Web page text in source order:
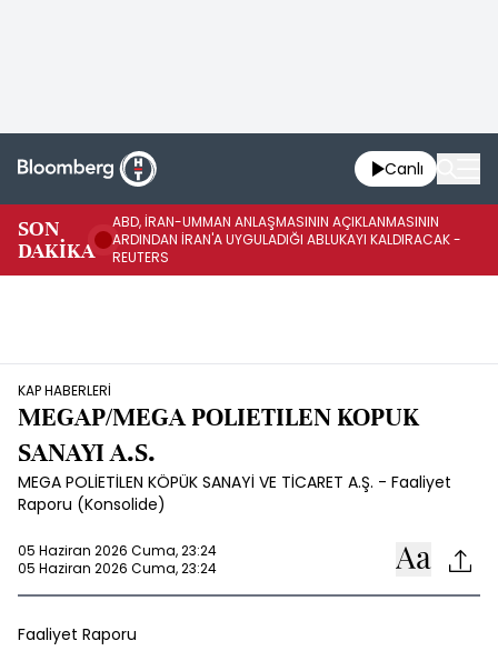
Canlı
SON
DAKİKA
ABD, İRAN-UMMAN ANLAŞMASININ AÇIKLANMASININ
ARDINDAN İRAN'A UYGULADIĞI ABLUKAYI KALDIRACAK -
REUTERS
KAP HABERLERİ
MEGAP/MEGA POLIETILEN KOPUK
SANAYI A.S.
MEGA POLİETİLEN KÖPÜK SANAYİ VE TİCARET A.Ş. - Faaliyet
Raporu (Konsolide)
05 Haziran 2026 Cuma, 23:24
05 Haziran 2026 Cuma, 23:24
Faaliyet Raporu